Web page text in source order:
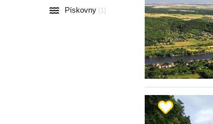
Pískovny (1)